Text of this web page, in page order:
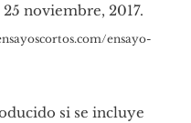
noviembre, 2017.
ensayo-
si se incluye